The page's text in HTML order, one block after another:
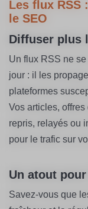
Les flux
le SEO
Diffuser plus
Un flux RSS ne
jour : il les
plateformes
Vos articles,
repris, relayés ou
pour le trafic sur
Un atout
Savez-vous que